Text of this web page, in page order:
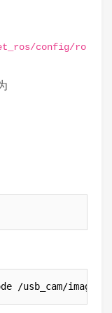
config/ro
/usb_cam/